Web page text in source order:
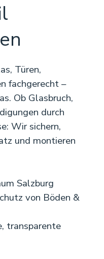
Türen,
fachgerecht –
Ob Glasbruch,
durch
Wir sichern,
und montieren
Salzburg
von Böden &
transparente